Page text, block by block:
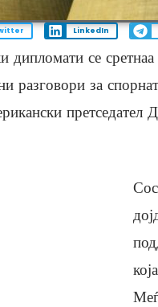
LinkedIn
дипломати се
разговори за
претседател